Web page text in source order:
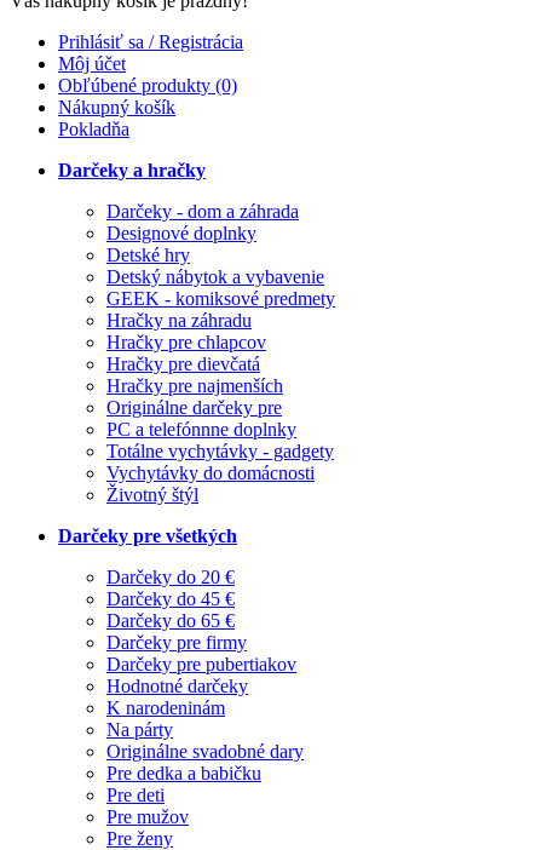
Prihlásiť sa / Registrácia
Môj účet
Obľúbené produkty (0)
Nákupný košík
Pokladňa
Darčeky a hračky
Darčeky - dom a záhrada
Designové doplnky
Detské hry
Detský nábytok a vybavenie
GEEK - komiksové predmety
Hračky na záhradu
Hračky pre chlapcov
Hračky pre dievčatá
Hračky pre najmenších
Originálne darčeky pre
PC a telefónnne doplnky
Totálne vychytávky - gadgety
Vychytávky do domácnosti
Životný štýl
Darčeky pre všetkých
Darčeky do 20 €
Darčeky do 45 €
Darčeky do 65 €
Darčeky pre firmy
Darčeky pre pubertiakov
Hodnotné darčeky
K narodeninám
Na párty
Originálne svadobné dary
Pre dedka a babičku
Pre deti
Pre mužov
Pre ženy